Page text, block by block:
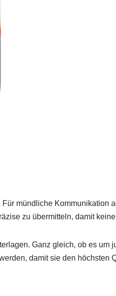
mündliche Kommunikation
zu übermitteln, damit
Ganz gleich, ob es
damit sie den höchsten